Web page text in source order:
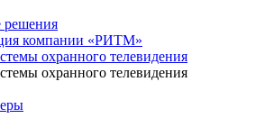
решения
компании «РИТМ»
охранного телевидения
охранного телевидения